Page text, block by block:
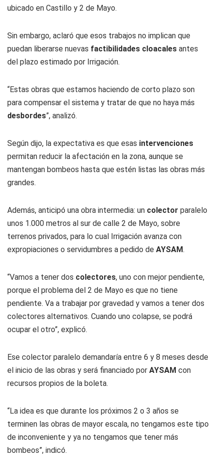
ubicado en Castillo y 2 de Mayo.
Sin embargo, aclaró que esos trabajos no implican que
puedan liberarse nuevas factibilidades cloacales antes
del plazo estimado por Irrigación.
“Estas obras que estamos haciendo de corto plazo son
para compensar el sistema y tratar de que no haya más
desbordes”, analizó.
Según dijo, la expectativa es que esas intervenciones
permitan reducir la afectación en la zona, aunque se
mantengan bombeos hasta que estén listas las obras más
grandes.
Además, anticipó una obra intermedia: un colector paralelo
unos 1.000 metros al sur de calle 2 de Mayo, sobre
terrenos privados, para lo cual Irrigación avanza con
expropiaciones o servidumbres a pedido de AYSAM.
“Vamos a tener dos colectores, uno con mejor pendiente,
porque el problema del 2 de Mayo es que no tiene
pendiente. Va a trabajar por gravedad y vamos a tener dos
colectores alternativos. Cuando uno colapse, se podrá
ocupar el otro”, explicó.
Ese colector paralelo demandaría entre 6 y 8 meses desde
el inicio de las obras y será financiado por AYSAM con
recursos propios de la boleta.
“La idea es que durante los próximos 2 o 3 años se
terminen las obras de mayor escala, no tengamos este tipo
de inconveniente y ya no tengamos que tener más
bombeos”, indicó.